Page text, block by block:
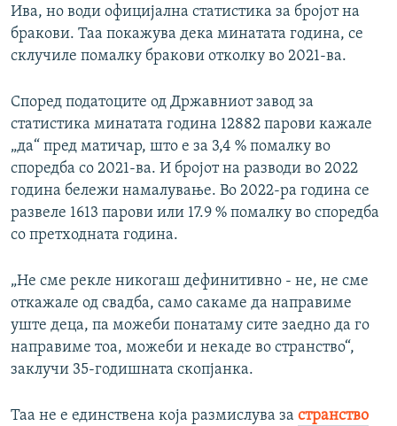
Ива, но води официјална статистика за бројот на
бракови. Таа покажува дека минатата година, се
склучиле помалку бракови отколку во 2021-ва.
Според податоците од Државниот завод за
статистика минатата година 12882 парови кажале
„да“ пред матичар, што е за 3,4 % помалку во
споредба со 2021-ва. И бројот на разводи во 2022
година бележи намалување. Во 2022-ра година се
развеле 1613 парови или 17.9 % помалку во споредба
со претходната година.
„Не сме рекле никогаш дефинитивно - не, не сме
откажале од свадба, само сакаме да направиме
уште деца, па можеби понатаму сите заедно да го
направиме тоа, можеби и некаде во странство“,
заклучи 35-годишната скопјанка.
Таа не е единствена која размислува за странство